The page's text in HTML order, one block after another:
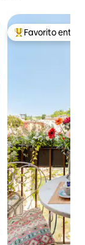
De los mejores
Favorito entre